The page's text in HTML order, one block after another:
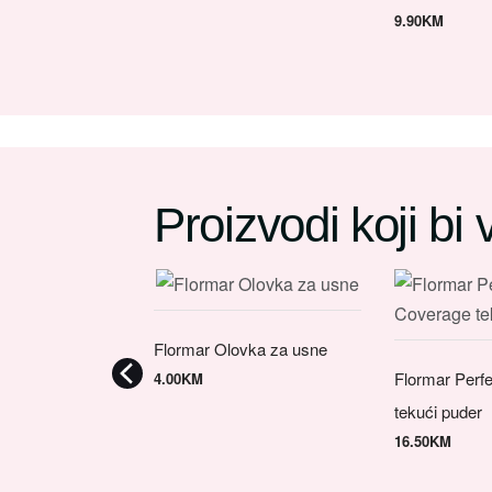
9.90KM
Proizvodi koji bi
Flormar Olovka za usne
4.00KM
Flormar
tekući puder
16.50KM